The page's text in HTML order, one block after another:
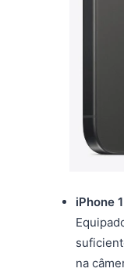
iPhone
na